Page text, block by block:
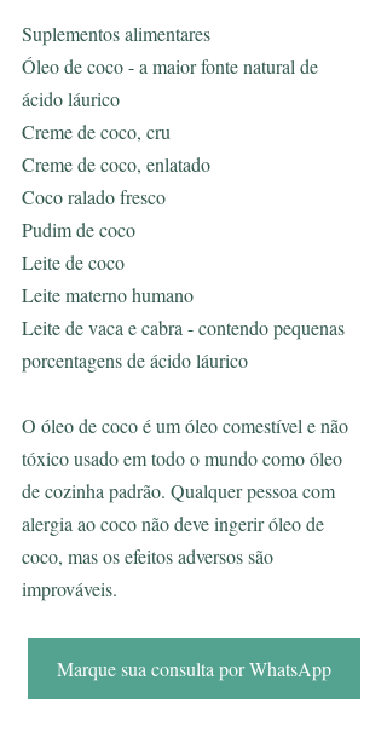
Suplementos alimentares
Óleo de coco - a maior fonte natural de
ácido láurico
Creme de coco, cru
Creme de coco, enlatado
Coco ralado fresco
Pudim de coco
Leite de coco
Leite materno humano
Leite de vaca e cabra - contendo pequenas
porcentagens de ácido láurico
O óleo de coco é um óleo comestível e não
tóxico usado em todo o mundo como óleo
de cozinha padrão. Qualquer pessoa com
alergia ao coco não deve ingerir óleo de
coco, mas os efeitos adversos são
improváveis.
Marque sua consulta por WhatsApp